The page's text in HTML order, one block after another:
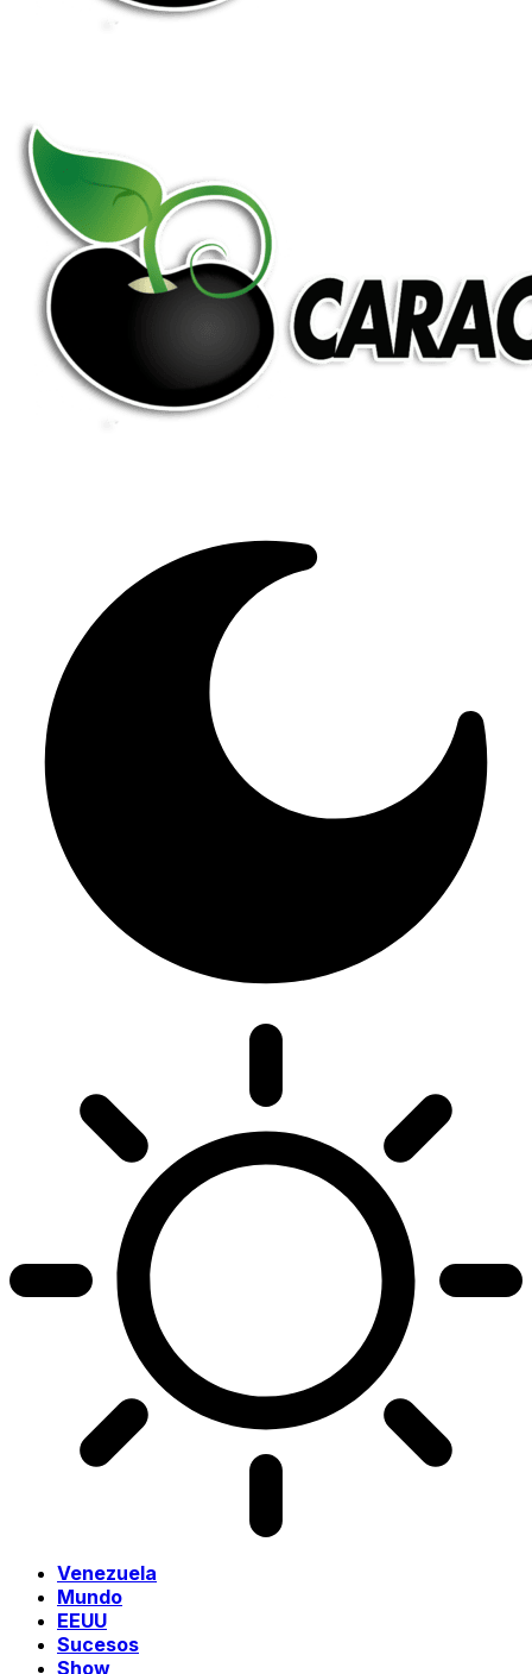
Venezuela
Mundo
EEUU
Sucesos
Show